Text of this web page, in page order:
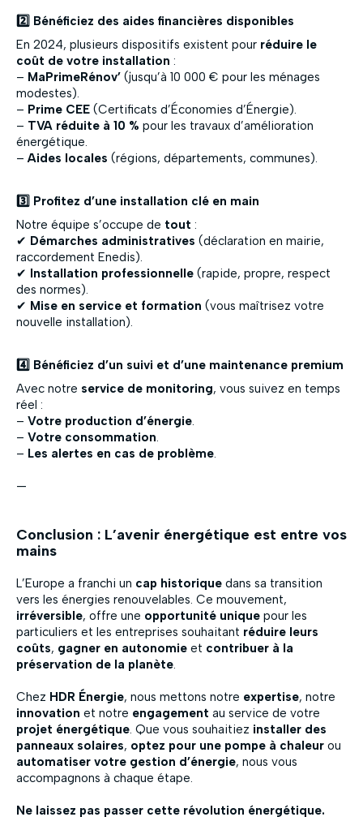
2️⃣ Bénéficiez des aides financières disponibles
En 2024, plusieurs dispositifs existent pour réduire le
coût de votre installation :
– MaPrimeRénov’ (jusqu’à 10 000 € pour les ménages
modestes).
– Prime CEE (Certificats d’Économies d’Énergie).
– TVA réduite à 10 % pour les travaux d’amélioration
énergétique.
–Aides locales (régions, départements, communes).
3️⃣ Profitez d’une installation clé en main
Notre équipe s’occupe de tout :
✔ Démarches administratives (déclaration en mairie,
raccordement Enedis).
✔ Installation professionnelle (rapide, propre, respect
des normes).
✔ Mise en service et formation (vous maîtrisez votre
nouvelle installation).
4️⃣ Bénéficiez d’un suivi et d’une maintenance premium
Avec notre service de monitoring, vous suivez en temps
réel :
– Votre production d’énergie.
– Votre consommation.
– Les alertes en cas de problème.
—
Conclusion : L’avenir énergétique est entre vos
mains
L’Europe a franchi un cap historique dans sa transition
vers les énergies renouvelables. Ce mouvement,
irréversible, offre une opportunité unique pour les
particuliers et les entreprises souhaitant réduire leurs
coûts, gagner en autonomie et contribuer à la
préservation de la planète.
Chez HDR Énergie, nous mettons notre expertise, notre
innovation et notre engagement au service de votre
projet énergétique. Que vous souhaitiez installer des
panneaux solaires, optez pour une pompe à chaleur ou
automatiser votre gestion d’énergie, nous vous
accompagnons à chaque étape.
Ne laissez pas passer cette révolution énergétique.